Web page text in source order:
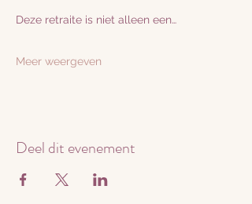
Deze retraite is niet alleen een…
Meer weergeven
Deel dit evenement